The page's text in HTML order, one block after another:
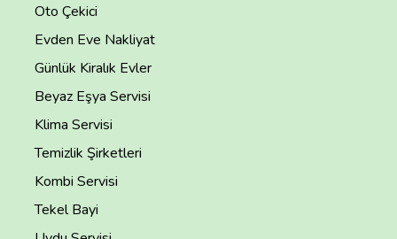
Oto Çekici
Evden Eve Nakliyat
Günlük Kiralık Evler
Beyaz Eşya Servisi
Klima Servisi
Temizlik Şirketleri
Kombi Servisi
Tekel Bayi